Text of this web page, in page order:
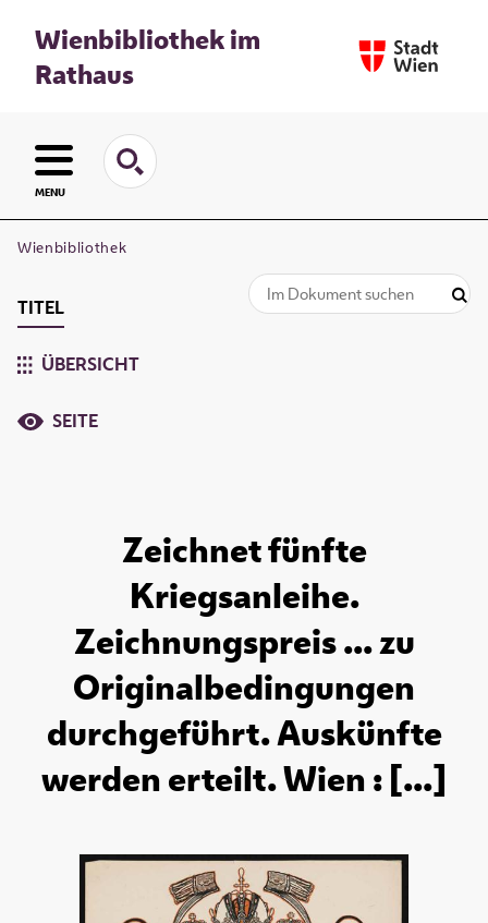
Wienbibliothek im
Rathaus
MENU
Wienbibliothek
TITEL
ÜBERSICHT
SEITE
Zeichnet fünfte
Kriegsanleihe.
Zeichnungspreis ... zu
Originalbedingungen
durchgeführt. Auskünfte
werden erteilt. Wien : [...]